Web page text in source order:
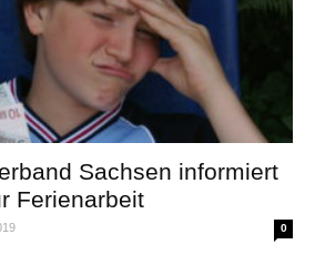
Sachsen informiert
Ferienarbeit
0